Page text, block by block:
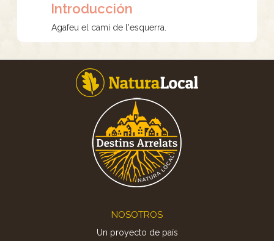
Introducción
Agafeu el camí de l'esquerra.
NOSOTROS
Un proyecto de país